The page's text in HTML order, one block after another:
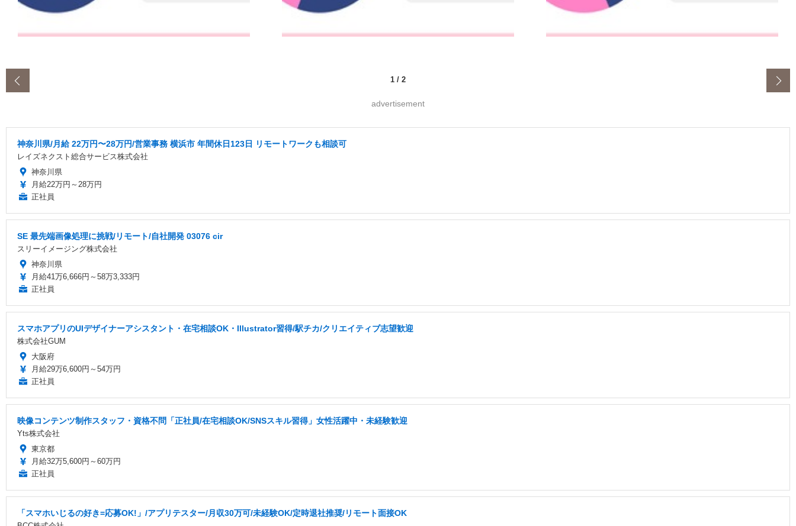
1 / 2
advertisement
神奈川県/月給 22万円〜28万円/営業事務 横浜市 年間休日123日 リモートワークも相談可
レイズネクスト総合サービス株式会社
神奈川県
月給22万円～28万円
正社員
SE 最先端画像処理に挑戦/リモート/自社開発 03076 cir
スリーイメージング株式会社
神奈川県
月給41万6,666円～58万3,333円
正社員
スマホアプリのUIデザイナーアシスタント・在宅相談OK・Illustrator習得/駅チカ/クリエイティブ志望歓迎
株式会社GUM
大阪府
月給29万6,600円～54万円
正社員
映像コンテンツ制作スタッフ・資格不問「正社員/在宅相談OK/SNSスキル習得」女性活躍中・未経験歓迎
Yts株式会社
東京都
月給32万5,600円～60万円
正社員
「スマホいじるの好き=応募OK!」/アプリテスター/月収30万可/未経験OK/定時退社推奨/リモート面接OK